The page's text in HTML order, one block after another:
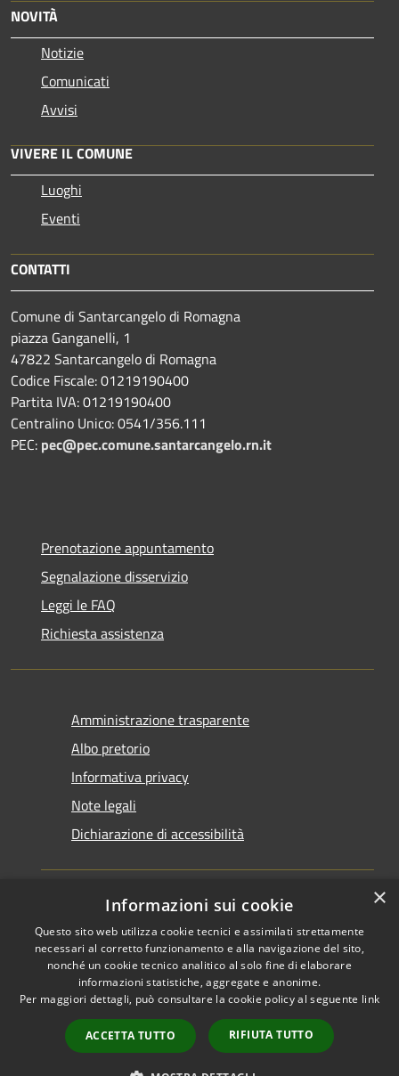
NOVITÀ
Notizie
Comunicati
Avvisi
VIVERE IL COMUNE
Luoghi
Eventi
CONTATTI
Comune di Santarcangelo di Romagna
piazza Ganganelli, 1
47822 Santarcangelo di Romagna
Codice Fiscale: 01219190400
Partita IVA: 01219190400
Centralino Unico: 0541/356.111
PEC: pec@pec.comune.santarcangelo.rn.it
Prenotazione appuntamento
Segnalazione disservizio
Leggi le FAQ
Richiesta assistenza
Amministrazione trasparente
Albo pretorio
Informativa privacy
Note legali
Dichiarazione di accessibilità
RSS
Accessibilità
Cookie
Mappa del sito
Copyright © 2026 • Comune di
Santarcangelo di Romagna •
Powered byMunicipium
Accesso redazione
×
Informazioni sui cookie
Questo sito web utilizza cookie tecnici e assimilati strettamente
necessari al corretto funzionamento e alla navigazione del sito,
nonché un cookie tecnico analitico al solo fine di elaborare
informazioni statistiche, aggregate e anonime.
Per maggiori dettagli, può consultare la cookie policy al seguente link
ACCETTA TUTTO RIFIUTA TUTTO